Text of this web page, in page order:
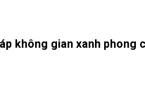
không gian xanh phong